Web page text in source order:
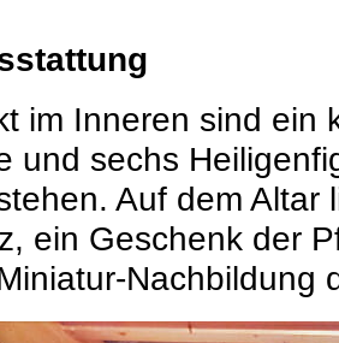
im Inneren sind ein
und sechs
Auf dem
ein Geschenk der
Nachbildung